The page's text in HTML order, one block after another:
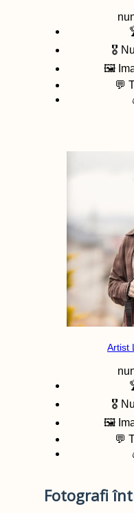
🎖️
🖼️
💬
Artist
🎖️
🖼️
💬
Fotografi